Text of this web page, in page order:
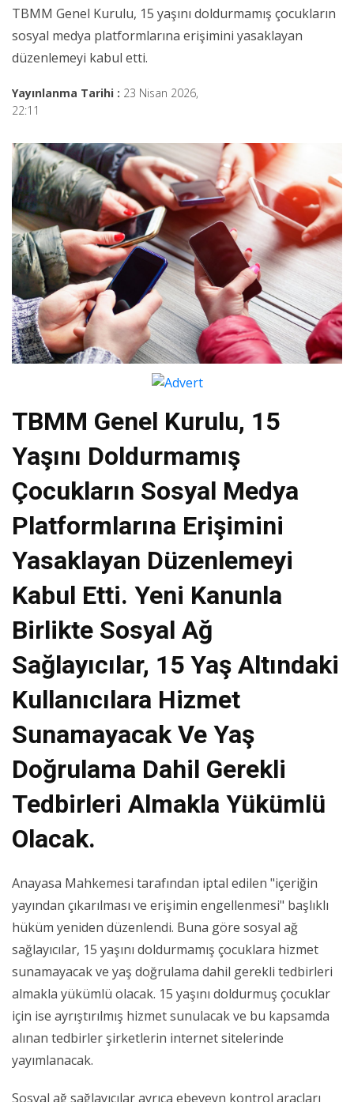
TBMM Genel Kurulu, 15 yaşını doldurmamış çocukların
sosyal medya platformlarına erişimini yasaklayan
düzenlemeyi kabul etti.
Yayınlanma Tarihi : 23 Nisan 2026,
22:11
TBMM Genel Kurulu, 15
Yaşını Doldurmamış
Çocukların Sosyal Medya
Platformlarına Erişimini
Yasaklayan Düzenlemeyi
Kabul Etti. Yeni Kanunla
Birlikte Sosyal Ağ
Sağlayıcılar, 15 Yaş Altındaki
Kullanıcılara Hizmet
Sunamayacak Ve Yaş
Doğrulama Dahil Gerekli
Tedbirleri Almakla Yükümlü
Olacak.
Anayasa Mahkemesi tarafından iptal edilen "içeriğin
yayından çıkarılması ve erişimin engellenmesi" başlıklı
hüküm yeniden düzenlendi. Buna göre sosyal ağ
sağlayıcılar, 15 yaşını doldurmamış çocuklara hizmet
sunamayacak ve yaş doğrulama dahil gerekli tedbirleri
almakla yükümlü olacak. 15 yaşını doldurmuş çocuklar
için ise ayrıştırılmış hizmet sunulacak ve bu kapsamda
alınan tedbirler şirketlerin internet sitelerinde
yayımlanacak.
Sosyal ağ sağlayıcılar ayrıca ebeveyn kontrol araçları